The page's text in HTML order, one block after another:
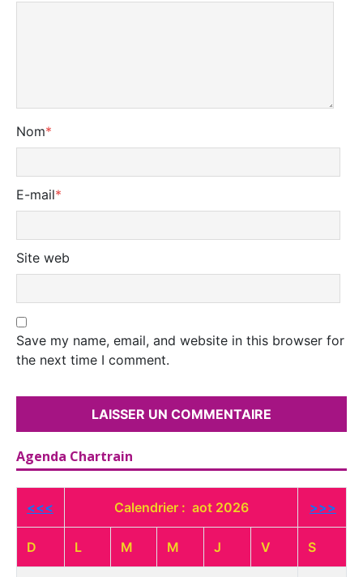
Nom*
E-mail*
Site web
Save my name, email, and website in this browser for
the next time I comment.
Agenda Chartrain
<<< Calendrier : aot 2026 >>>
D L M M J V S